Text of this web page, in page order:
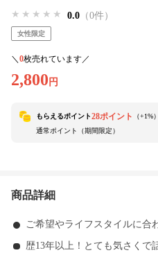
★★★★★
★★★★★
★★★★★ 0.0 （0件）
女性限定
＼ 0枚売れています／
2,800 円
もらえるポイント28ポイント （+1%）
通常ポイント（期間限定）
商品詳細
ご希望やライフスタイルに
歴13年以上！とても気さくで